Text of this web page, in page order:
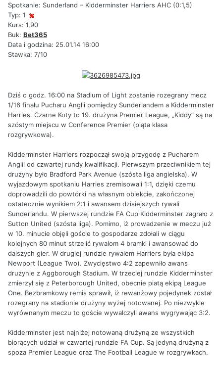
Spotkanie: Sunderland – Kidderminster Harriers AHC (0:1,5)
Typ: 1
Kurs: 1,90
Buk: Bet365
Data i godzina: 25.01.14 16:00
Stawka: 7/10
Dziś o godz. 16:00 na Stadium of Light zostanie rozegrany mecz
1/16 finału Pucharu Anglii pomiędzy Sunderlandem a Kidderminster
Harries. Czarne Koty to 19. drużyna Premier League, „Kiddy” są na
szóstym miejscu w Conference Premier (piąta klasa
rozgrywkowa).
Kidderminster Harriers rozpoczął swoją przygodę z Pucharem
Anglii od czwartej rundy kwalifikacji. Pierwszym przeciwnikiem tej
drużyny było Bradford Park Avenue (szósta liga angielska). W
wyjazdowym spotkaniu Harries zremisowali 1:1, dzięki czemu
doprowadzili do powtórki na własnym obiekcie, zakończonej
ostatecznie wynikiem 2:1 i awansem dzisiejszych rywali
Sunderlandu. W pierwszej rundzie FA Cup Kidderminster zagrało z
Sutton United (szósta liga). Pomimo, iż prowadzenie w meczu już
w 10. minucie objęli goście to gospodarze zdołali w ciągu
kolejnych 80 minut strzelić rywalom 4 bramki i awansować do
dalszych gier. W drugiej rundzie rywalem Harriers była ekipa
Newport (League Two). Zwycięstwo 4:2 zapewniło awans
drużynie z Aggborough Stadium. W trzeciej rundzie Kidderminster
zmierzył się z Peterborough United, obecnie piatą ekipą League
One. Bezbramkowy remis sprawił, iż rewanżowy pojedynek został
rozegrany na stadionie drużyny wyżej notowanej. Po niezwykle
wyrównanym meczu to goście wywalczyli awans wygrywając 3:2.
Kidderminster jest najniżej notowaną drużyną ze wszystkich
biorących udział w czwartej rundzie FA Cup. Są jedyną drużyną z
spoza Premier League oraz The Football League w rozgrywkach.